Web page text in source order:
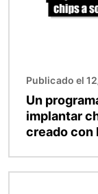
Publicado el
Un
implantar
creado con